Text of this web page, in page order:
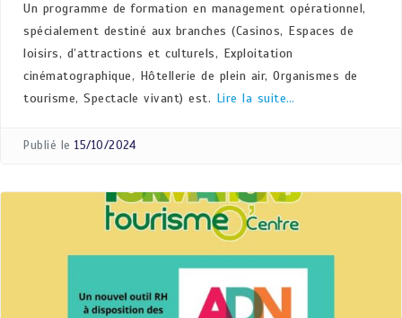
Un programme de formation en management opérationnel,
spécialement destiné aux branches (Casinos, Espaces de
loisirs, d’attractions et culturels, Exploitation
cinématographique, Hôtellerie de plein air, Organismes de
tourisme, Spectacle vivant) est. Lire la suite…
Publié le 15/10/2024